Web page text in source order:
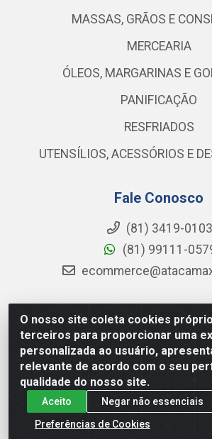
O nosso site coleta cookies
terceiros para proporcionar uma
personalizada ao usuário,
relevante de acordo com o seu
qualidade do nosso site.
Aceito
Negar não essenciais
Preferências de Cookies
MASSAS, GRÃOS E
MERCEARIA
ÓLEOS, MARGARINAS E
PANIFICAÇÃO
RESFRIADOS
UTENSÍLIOS, ACESSÓRIOS E
Fale Conosco
(81) 3419-0103
(81) 99111-
Atacamax Importadora de Alimentos LTDA
101 - SUL, KM 79,60 GP E GALPAO:D -
Guararapes - PE, 54355-010 - CNPJ